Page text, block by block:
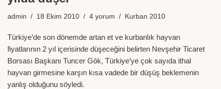
admin 18 Ekim 2010 4 yorum Kurban 2010
Türkiye’de son dönemde artan et ve kurbanlık hayvan
fiyatlarının 2 yıl içerisinde düşeceğini belirten Nevşehir Ticaret
Borsası Başkanı Tuncer Gök, Türkiye’ye çok sayıda ithal
hayvan girmesine karşın kısa vadede bir düşüş beklemenin
yanlış olduğunu söyledi.